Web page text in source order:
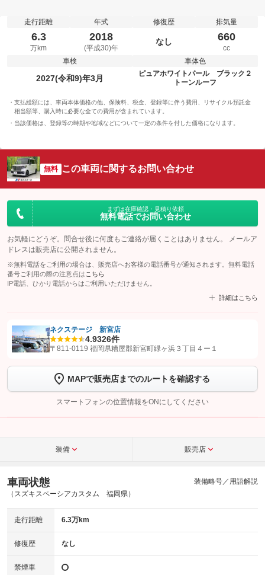
走行距離
6.3
万km
年式
2018
(平成30)年
修復歴
なし
排気量
660
cc
車検
2027(令和9)年3月
車体色
ピュアホワイトパール ブラック２
トーンルーフ
支払総額には、車両本体価格の他、保険料、税金、登録等に伴う費用、リサイクル預託金
相当額等、購入時に必要な全ての費用が含まれています。
当該価格は、登録等の時期や地域などについて一定の条件を付した価格になります。
無料 この車両に関するお問い合わせ
まずは在庫確認・見積り依頼
無料電話でお問い合わせ
お気軽にどうぞ。問合せ後に何度もご連絡が届くことはありません。 メールア
ドレスは販売店に公開されません。
※無料電話をご利用の場合は、販売店へお客様の電話番号が通知されます。無料電話
番号ご利用の際の注意点は こちら
IP電話、ひかり電話からはご利用いただけません。
詳細はこちら
【STEP1】認証画面でグーネットを友だち追加してから「許可する」ボタンを押
トーク画面で
ボタンをタップして問い合わせを
完了してください。
こちら
ネクステージ 新宮店
4.9326件
〒811-0119 福岡県糟屋郡新宮町緑ヶ浜３丁目４ー１
MAPで販売店までのルートを確認する
スマートフォンの位置情報をONにしてください
装備 販売店
車両状態
（スズキスペーシアカスタム 福岡県）
装備略号／用語解説
走行距離 6.3万km
修復歴 なし
禁煙車